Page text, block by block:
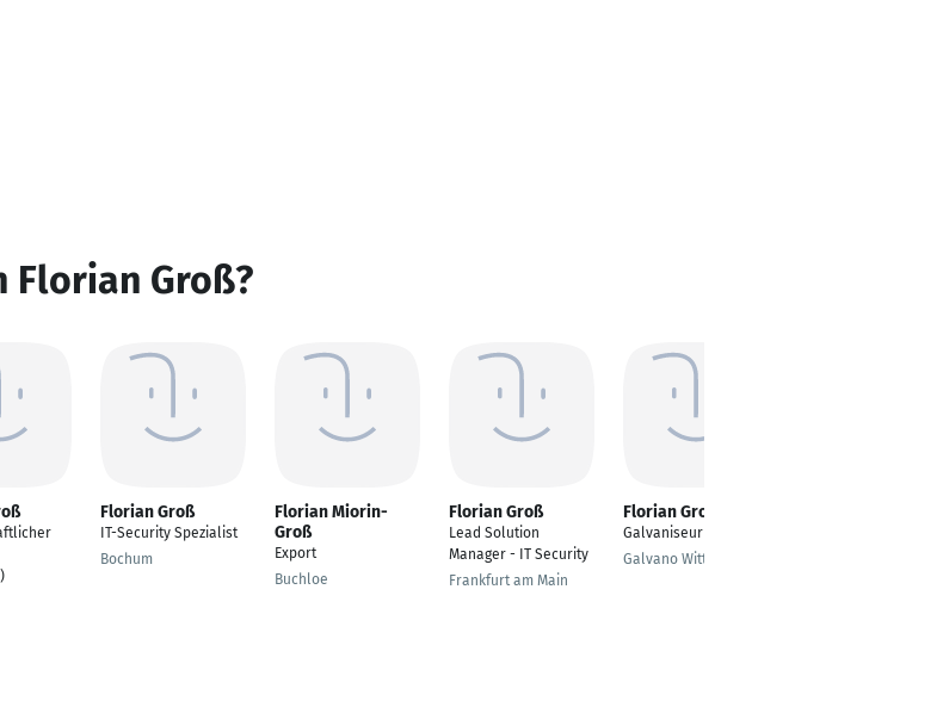
Florian Groß?
Florian Groß
IT-Security Spezialist
Bochum
Florian Miorin-
Groß
Export
Buchloe
Florian Groß
Lead Solution
Manager - IT Security
Frankfurt am Main
Florian Groß
Galvaniseur
Galvano Wittenstein